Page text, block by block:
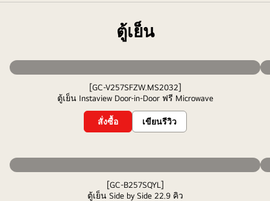
ตู้เย็น
[GC-V257SFZW.MS2032]
ตู้เย็น Instaview Door-in-Door ฟรี Microwave
สั่งซื้อ เขียนรีวิว
[GC-B257SQYL]
ตู้เย็น Side by Side 22.9 คิว